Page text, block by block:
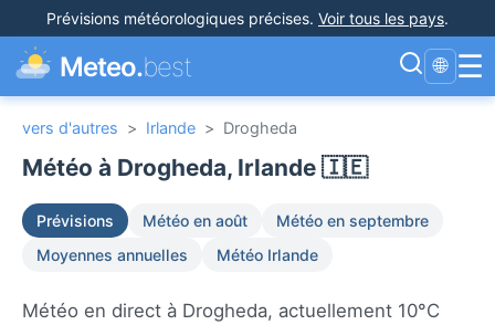
Prévisions météorologiques précises. Voir tous les pays.
Meteo.best 🌐 ☰
vers d'autres > Irlande > Drogheda
Météo à Drogheda, Irlande 🇮🇪
Prévisions Météo en août
Météo en septembre
Moyennes annuelles
Météo Irlande
Météo en direct à Drogheda, actuellement 10°C